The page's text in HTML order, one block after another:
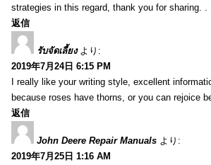
strategies in this regard, thank you for sharing. .
返信
รับจัดเลี้ยง より:
2019年7月24日 6:15 PM
I really like your writing style, excellent
because roses have thorns, or you can rejoice
返信
John Deere Repair Manuals より:
2019年7月25日 1:16 AM